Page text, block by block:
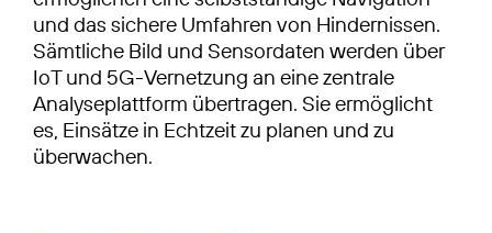
und das sichere Umfahren von Hindernissen.
Sämtliche Bild und Sensordaten werden über
IoT und 5G-Vernetzung an eine zentrale
Analyseplattform übertragen. Sie ermöglicht
es, Einsätze in Echtzeit zu planen und zu
überwachen.